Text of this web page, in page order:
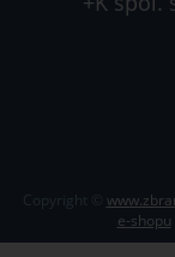
Copyright ©
e-shopu